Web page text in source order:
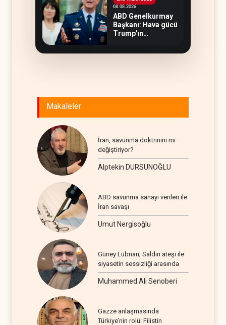
08.08.2026
ABD Genelkurmay
Başkanı: Hava gücü
Trump'ın
Makaleler
İran, savunma doktrinini mi
değiştiriyor?
Alptekin DURSUNOĞLU
ABD savunma sanayi verileri ile
İran savaşı
Umut Nergisoğlu
Güney Lübnan; Saldırı ateşi ile
siyasetin sessizliği arasında
Muhammed Ali Senoberi
Gazze anlaşmasında
Türkiye’nin rolü: Filistin